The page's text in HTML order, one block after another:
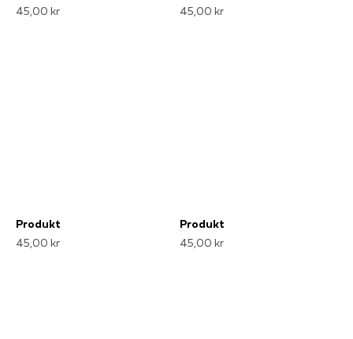
45,00 kr
45,00 kr
Produkt
45,00 kr
Produkt
45,00 kr